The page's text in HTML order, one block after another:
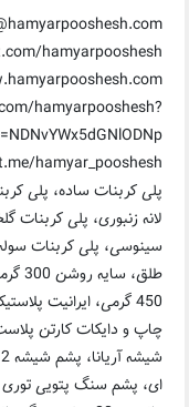
hamyarpooshesh
hamyarpooshesh?
hamyar_pooshesh
پلی کربنات ساده، پلی
لانه زنبوری، پلی کربنات
سینوسی، پلی کربنات
450 گرمی، ایرانیت
چاپ و دایکات کارتن
ای، پشم سنگ پتویی